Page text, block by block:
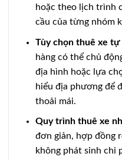
hoặc theo lịch trình
cầu của từng nhóm
Tùy chọn thuê xe tự
hàng có thể chủ
địa hình hoặc lựa
hiểu địa phương để
thoải mái.
Quy trình thuê xe
đơn giản, hợp đồng
không phát sinh chi